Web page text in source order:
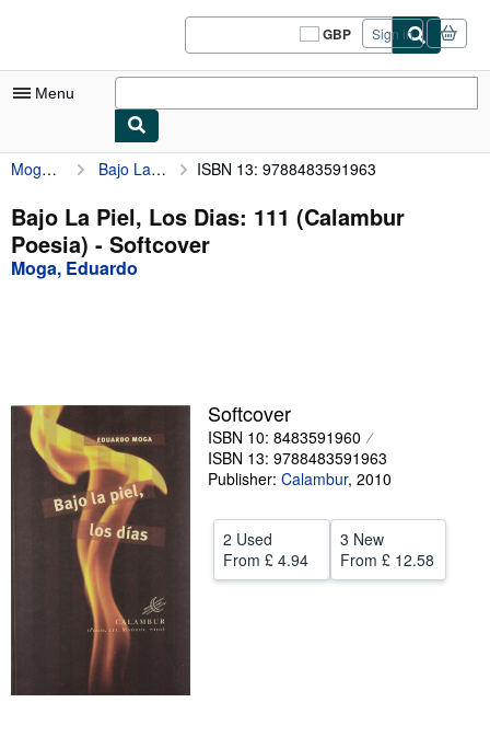
GBP
Site
shopping
Sign in
Menu
My Account
My Purchases
Sign Off
Advanced Search
Art & Collectables
Textbooks
Sellers
Start Selling
Moga, Eduardo Bajo La Piel, Los Dias: 111 (Calambur Poesia) ISBN 13: 9788483591963
Bajo La Piel, Los Dias: 111 (Calambur
Poesia) - Softcover
Moga, Eduardo
Softcover
ISBN 10: 8483591960
ISBN 13: 9788483591963
Publisher: Calambur, 2010
2 Used
From £ 4.94
3 New
From £ 12.58